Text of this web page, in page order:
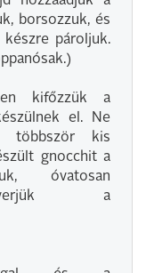
borsozzuk, és
pároljuk.
kifőzzük a
el. Ne
többször kis
gnocchit a
óvatosan
a